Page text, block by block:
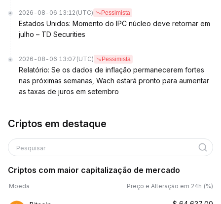
2026-08-06 13:12 (UTC) Pessimista
Estados Unidos: Momento do IPC núcleo deve retornar em
julho – TD Securities
2026-08-06 13:07 (UTC) Pessimista
Relatório: Se os dados de inflação permanecerem fortes
nas próximas semanas, Wach estará pronto para aumentar
as taxas de juros em setembro
Criptos em destaque
Pesquisar
Criptos com maior capitalização de mercado
Moeda Preço e Alteração em 24h (%)